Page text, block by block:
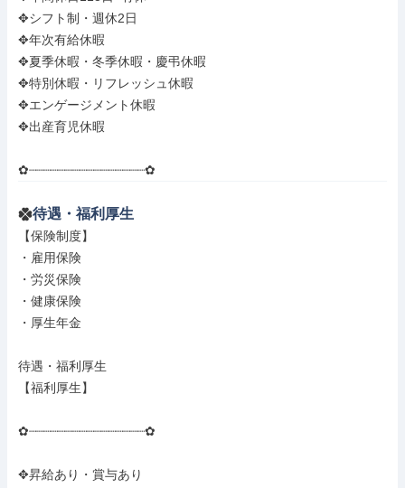
✥シフト制・週休2日
✥年次有給休暇
✥夏季休暇・冬季休暇・慶弔休暇
✥特別休暇・リフレッシュ休暇
✥エンゲージメント休暇
✥出産育児休暇
✿┈┈┈┈┈┈┈┈┈┈┈┈┈┈┈┈✿
待遇・福利厚生
【保険制度】
・雇用保険
・労災保険
・健康保険
・厚生年金
待遇・福利厚生
【福利厚生】
✿┈┈┈┈┈┈┈┈┈┈┈┈┈┈┈┈✿
✥昇給あり・賞与あり